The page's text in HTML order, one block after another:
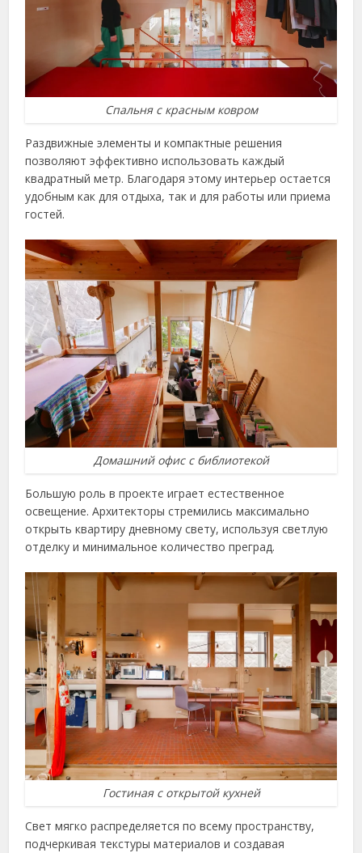
Спальня с красным ковром
Раздвижные элементы и компактные решения
позволяют эффективно использовать каждый
квадратный метр. Благодаря этому интерьер остается
удобным как для отдыха, так и для работы или приема
гостей.
Домашний офис с библиотекой
Большую роль в проекте играет естественное
освещение. Архитекторы стремились максимально
открыть квартиру дневному свету, используя светлую
отделку и минимальное количество преград.
Гостиная с открытой кухней
Свет мягко распределяется по всему пространству,
подчеркивая текстуры материалов и создавая